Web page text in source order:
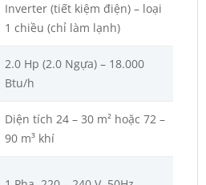
Inverter (tiết kiệm điện) – loại
1 chiều (chỉ làm lạnh)
2.0 Hp (2.0 Ngựa) – 18.000
Btu/h
Diện tích 24 – 30 m² hoặc 72 –
90 m³ khí